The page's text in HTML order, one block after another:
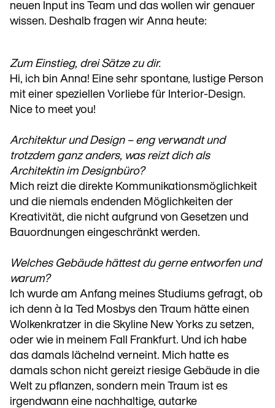
neuen Input ins Team und das wollen wir genauer
wissen. Deshalb fragen wir Anna heute:
Zum Einstieg, drei Sätze zu dir.
Hi, ich bin Anna! Eine sehr spontane, lustige Person
mit einer speziellen Vorliebe für Interior-Design.
Nice to meet you!
Architektur und Design – eng verwandt und
trotzdem ganz anders, was reizt dich als
Architektin im Designbüro?
Mich reizt die direkte Kommunikationsmöglichkeit
und die niemals endenden Möglichkeiten der
Kreativität, die nicht aufgrund von Gesetzen und
Bauordnungen eingeschränkt werden.
Welches Gebäude hättest du gerne entworfen und
warum?
Ich wurde am Anfang meines Studiums gefragt, ob
ich denn à la Ted Mosbys den Traum hätte einen
Wolkenkratzer in die Skyline New Yorks zu setzen,
oder wie in meinem Fall Frankfurt. Und ich habe
das damals lächelnd verneint. Mich hatte es
damals schon nicht gereizt riesige Gebäude in die
Welt zu pflanzen, sondern mein Traum ist es
irgendwann eine nachhaltige, autarke